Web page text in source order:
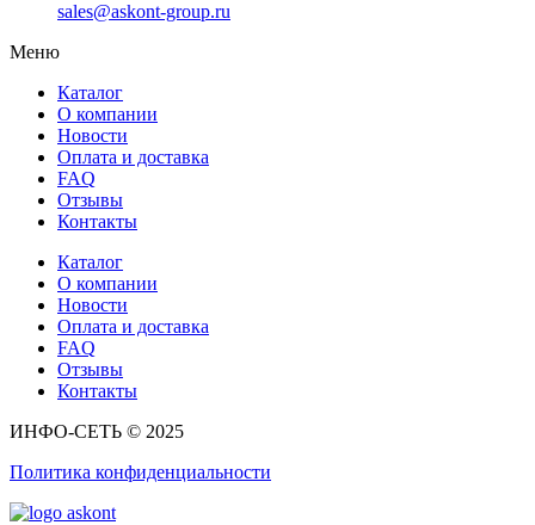
sales@askont-group.ru
Меню
Каталог
О компании
Новости
Оплата и доставка
FAQ
Отзывы
Контакты
Каталог
О компании
Новости
Оплата и доставка
FAQ
Отзывы
Контакты
ИНФО-СЕТЬ © 2025
Политика конфиденциальности